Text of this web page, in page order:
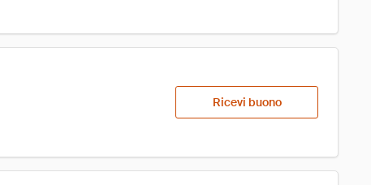
Ricevi buono